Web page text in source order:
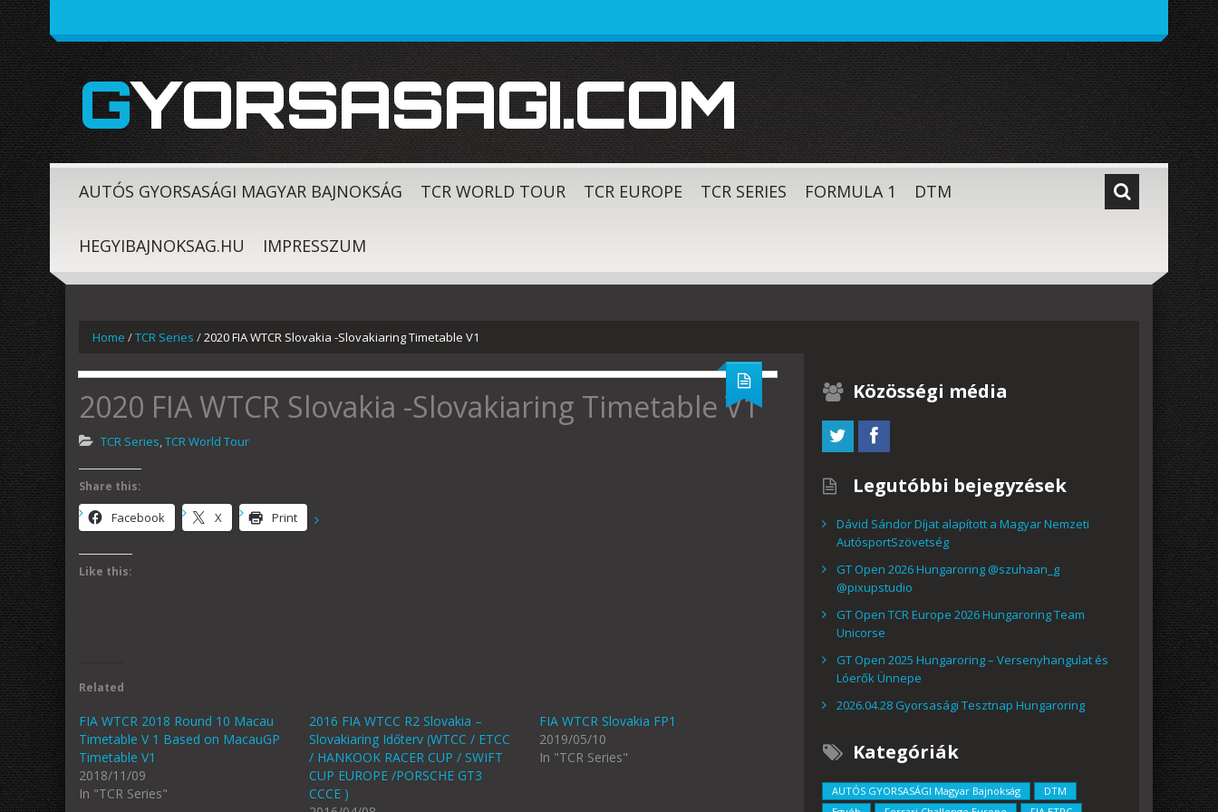
GYORSASAGI.COM
AUTÓS GYORSASÁGI MAGYAR BAJNOKSÁG TCR WORLD TOUR TCR EUROPE TCR SERIES FORMULA 1 DTM
HEGYIBAJNOKSAG.HU IMPRESSZUM
Home /TCR Series /2020 FIA WTCR Slovakia -Slovakiaring Timetable V1
2020 FIA WTCR Slovakia -Slovakiaring Timetable V1
TCR Series,TCR World Tour
Share this:
Facebook X Print
Like this:
Related
FIA WTCR 2018 Round 10 Macau
Timetable V 1 Based on MacauGP
Timetable V1
2018/11/09
In "TCR Series"
2016 FIA WTCC R2 Slovakia –
Slovakiaring Időterv (WTCC / ETCC
/ HANKOOK RACER CUP / SWIFT
CUP EUROPE /PORSCHE GT3
CCCE )
FIA WTCR Slovakia FP1
2019/05/10
In "TCR Series"
Közösségi média
Legutóbbi bejegyzések
Dávid Sándor Díjat alapított a Magyar Nemzeti
AutósportSzövetség
GT Open 2026 Hungaroring @szuhaan_g
@pixupstudio
GT Open TCR Europe 2026 Hungaroring Team
Unicorse
GT Open 2025 Hungaroring – Versenyhangulat és
Lóerők Ünnepe
2026.04.28 Gyorsasági Tesztnap Hungaroring
Kategóriák
AUTÓS GYORSASÁGI Magyar Bajnokság
DTM